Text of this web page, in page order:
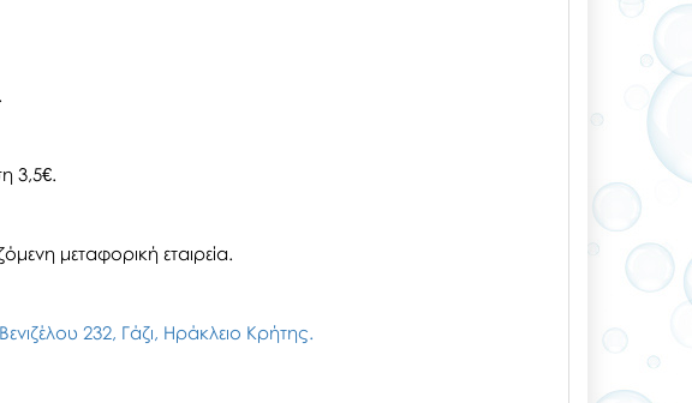
3,5€.
μεταφορική εταιρεία.
232, Γάζι, Ηράκλειο Κρήτης.